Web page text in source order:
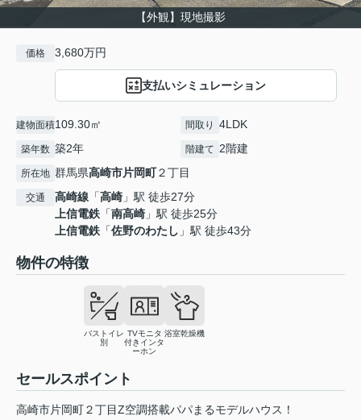
【外観】現地撮影
価格 3,680万円
支払いシミュレーション
建物面積109.30㎡ 間取り 4LDK
築年数 築2年 階建て 2階建
所在地 群馬県高崎市片岡町２丁目
交通 高崎線 「高崎 」駅 徒歩27分
上信電鉄 「南高崎 」駅 徒歩25分
上信電鉄 「佐野のわたし 」駅 徒歩43分
物件の特徴
バストイレ
別
TVモニタ
付きインタ
ーホン
浴室乾燥機
セールスポイント
高崎市片岡町２丁目Z空調搭載パパまるモデルハウス！